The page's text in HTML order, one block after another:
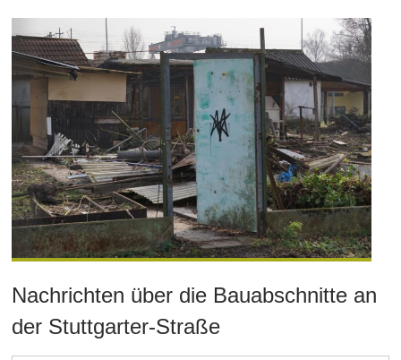
Nachrichten über die Bauabschnitte an
der Stuttgarter-Straße